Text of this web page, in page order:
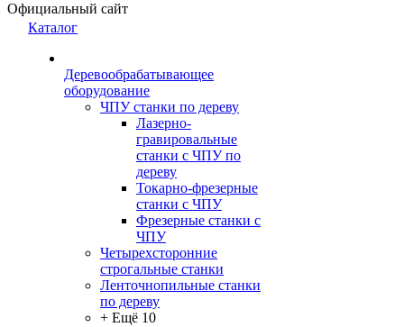
Официальный сайт
Каталог
Деревообрабатывающее
оборудование
ЧПУ станки по дереву
Лазерно-
гравировальные
станки с ЧПУ по
дереву
Токарно-фрезерные
станки с ЧПУ
Фрезерные станки с
ЧПУ
Четырехсторонние
строгальные станки
Ленточнопильные станки
по дереву
+ Ещё 10